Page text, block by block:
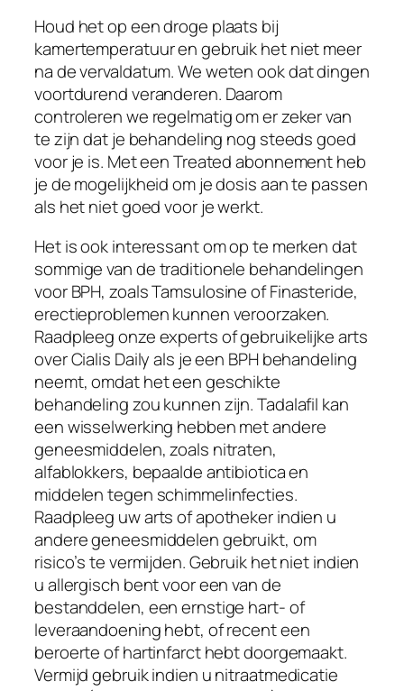
Houd het op een droge plaats bij
kamertemperatuur en gebruik het niet meer
na de vervaldatum. We weten ook dat dingen
voortdurend veranderen. Daarom
controleren we regelmatig om er zeker van
te zijn dat je behandeling nog steeds goed
voor je is. Met een Treated abonnement heb
je de mogelijkheid om je dosis aan te passen
als het niet goed voor je werkt.
Het is ook interessant om op te merken dat
sommige van de traditionele behandelingen
voor BPH, zoals Tamsulosine of Finasteride,
erectieproblemen kunnen veroorzaken.
Raadpleeg onze experts of gebruikelijke arts
over Cialis Daily als je een BPH behandeling
neemt, omdat het een geschikte
behandeling zou kunnen zijn. Tadalafil kan
een wisselwerking hebben met andere
geneesmiddelen, zoals nitraten,
alfablokkers, bepaalde antibiotica en
middelen tegen schimmelinfecties.
Raadpleeg uw arts of apotheker indien u
andere geneesmiddelen gebruikt, om
risico’s te vermijden. Gebruik het niet indien
u allergisch bent voor een van de
bestanddelen, een ernstige hart- of
leveraandoening hebt, of recent een
beroerte of hartinfarct hebt doorgemaakt.
Vermijd gebruik indien u nitraatmedicatie